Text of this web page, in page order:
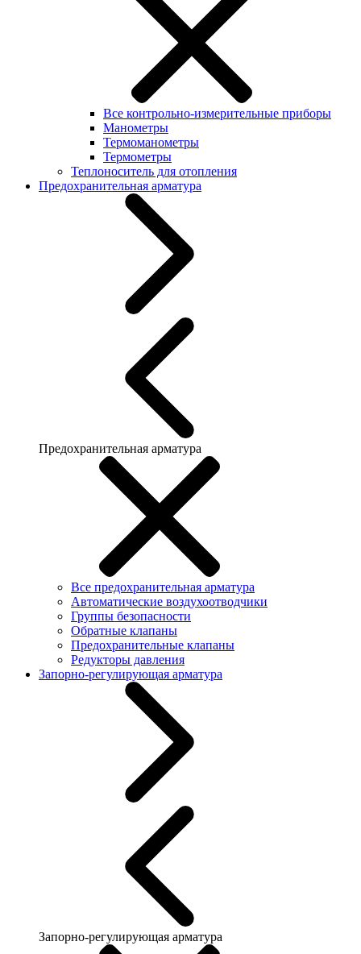
Все контрольно-измерительные приборы
Манометры
Термоманометры
Термометры
Теплоноситель для отопления
Предохранительная арматура
Предохранительная арматура
Все предохранительная арматура
Автоматические воздухоотводчики
Группы безопасности
Обратные клапаны
Предохранительные клапаны
Редукторы давления
Запорно-регулирующая арматура
Запорно-регулирующая арматура